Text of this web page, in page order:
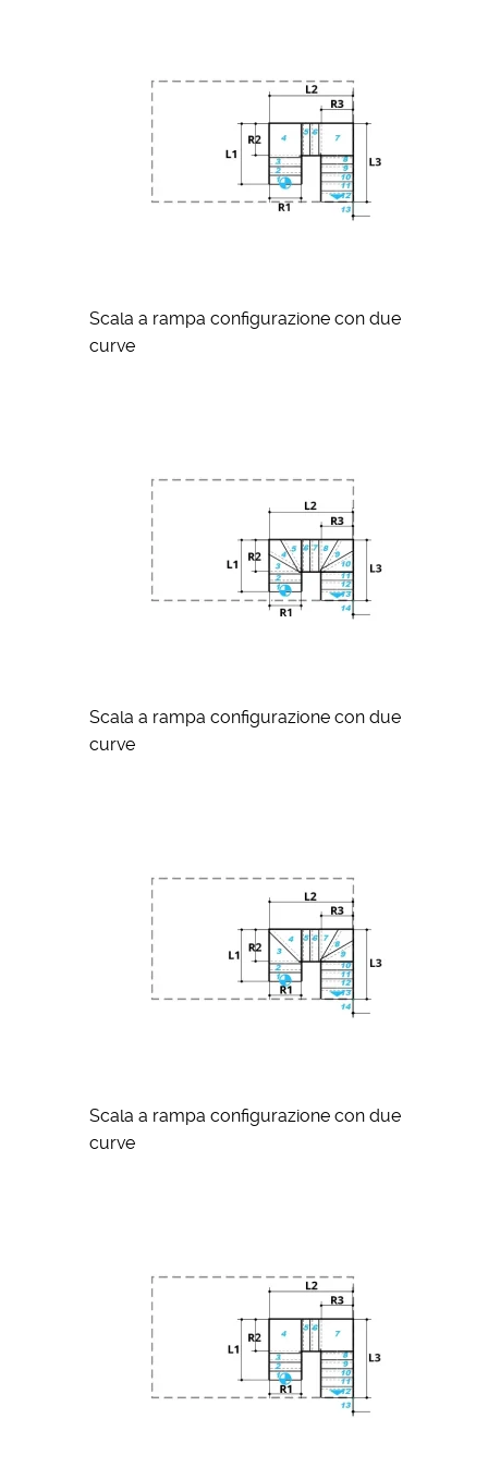
Scala a rampa configurazione con due
curve
Scala a rampa configurazione con due
curve
Scala a rampa configurazione con due
curve